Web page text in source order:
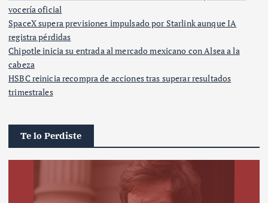
vocería oficial
SpaceX supera previsiones impulsado por Starlink aunque IA
registra pérdidas
Chipotle inicia su entrada al mercado mexicano con Alsea a la
cabeza
HSBC reinicia recompra de acciones tras superar resultados
trimestrales
Te lo Perdiste